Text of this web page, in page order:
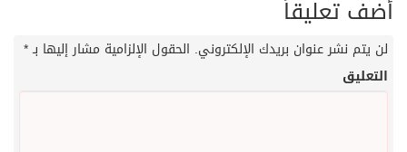
أضف تعليقاً
لن يتم نشر عنوان بريدك الإلكتروني. الحقول الإلزامية مشار إليها بـ*
التعليق